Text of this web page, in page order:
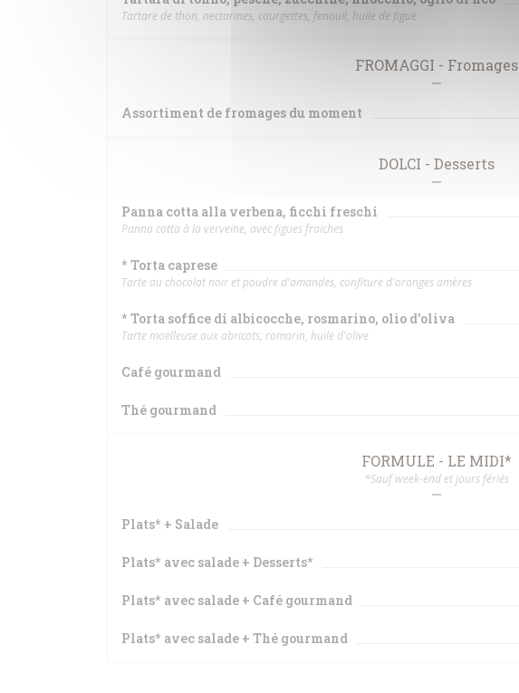
Tartare de thon, nectarines, courgettes, fenouil, huile de figue
FROMAGGI - Fromages
Assortiment de fromages du moment
DOLCI - Desserts
Panna cotta alla verbena, ficchi freschi
Panna cotta à la verveine, avec figues fraiches
* Torta caprese
Tarte au chocolat noir et poudre d'amandes, confiture d'oranges amères
* Torta soffice di albicocche, rosmarino, olio d'oliva
Tarte moelleuse aux abricots, romarin, huile d'olive
Café gourmand
Thé gourmand
FORMULE - LE MIDI*
*Sauf week-end et jours fériés
Plats* + Salade
Plats* avec salade + Desserts*
Plats* avec salade + Café gourmand
Plats* avec salade + Thé gourmand